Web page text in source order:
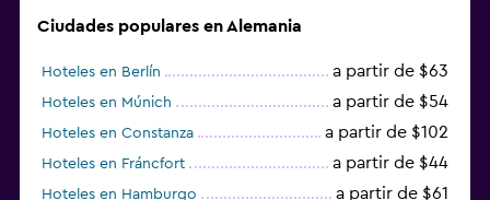
Ciudades populares en Alemania
Hoteles en Berlín a partir de $63
Hoteles en Múnich a partir de $54
Hoteles en Constanza a partir de $102
Hoteles en Fráncfort a partir de $44
Hoteles en Hamburgo a partir de $61